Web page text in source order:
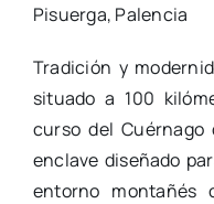
Pisuerga, Palencia
Tradición y
situado a 100
curso del
enclave diseñado
entorno